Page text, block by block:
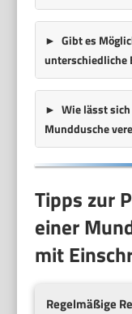
Gibt es
unterschiedliche
Wie lässt
Munddusche
Tipps zur
einer
mit
Regelmäßige